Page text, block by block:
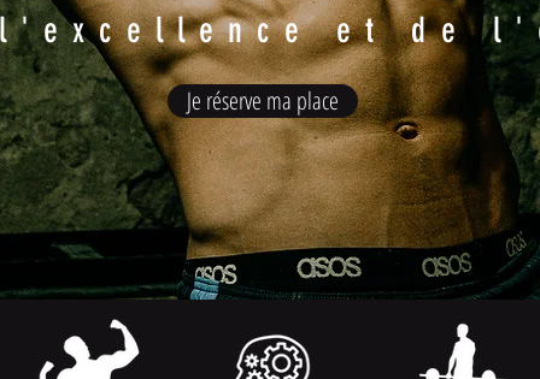
et de
Je réserve ma place